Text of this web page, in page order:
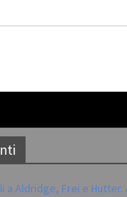
a Aldridge, Frei e